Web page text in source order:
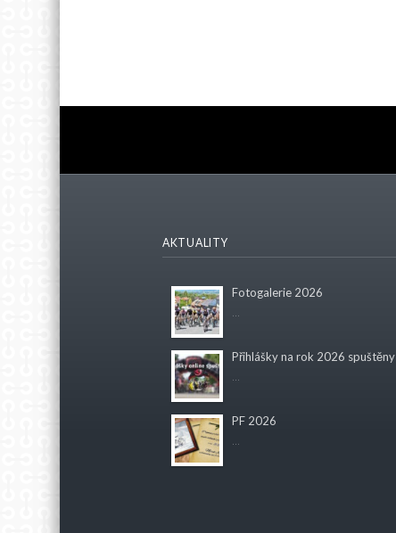
AKTUALITY
Fotogalerie 2026
...
Přihlášky na rok 2026 spuštěny
...
PF 2026
...